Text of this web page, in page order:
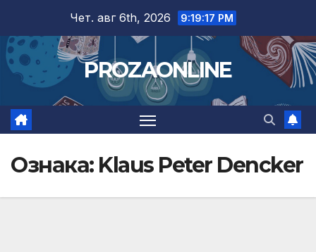
content
Чет. авг 6th, 2026 9:19:17 PM
PROZAONLINE
Ознака: Klaus Peter Dencker